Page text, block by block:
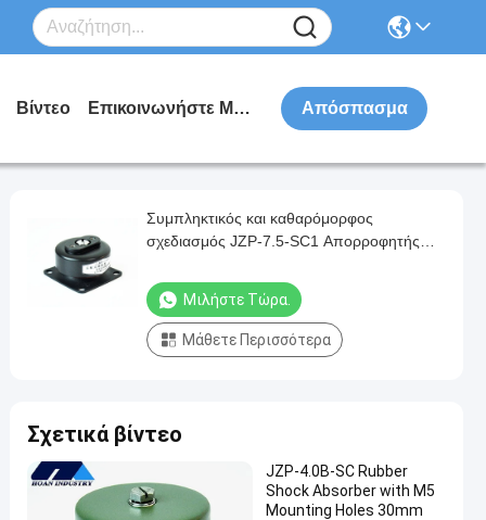
Βίντεο Επικοινωνήστε Μαζί Μας Απόσπασμα
Συμπληκτικός και καθαρόμορφος
σχεδιασμός JZP-7.5-SC1 Απορροφητής
εξοικονόμηση χώρου στον εξοπλισμό
Μιλήστε Τώρα.
Μάθετε Περισσότερα
Σχετικά βίντεο
JZP-4.0B-SC Rubber
Shock Absorber with M5
Mounting Holes 30mm